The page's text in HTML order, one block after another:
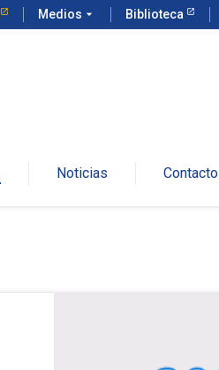
Medios arrow_drop_down Biblioteca
Noticias Contacto